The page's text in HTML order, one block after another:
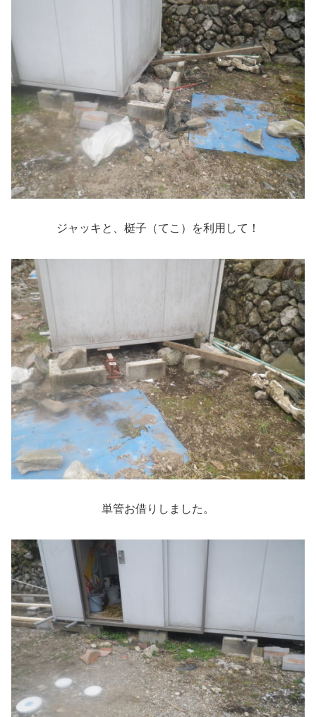
ジャッキと、梃子（てこ）を利用して！
単管お借りしました。